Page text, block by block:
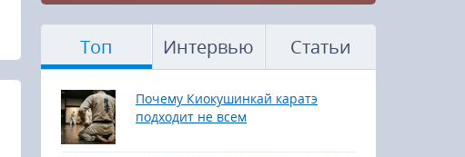
Топ Интервью Статьи
Почему Киокушинкай каратэ
подходит не всем